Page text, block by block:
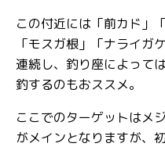
この付近には「前カド」
「モスガ根」「ナライガ
連続し、釣り座によって
釣するのもおススメ。
ここでのターゲットはメ
がメインとなりますが、